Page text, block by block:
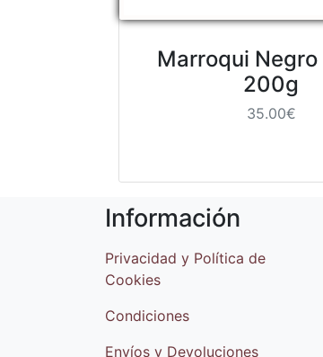
Marroqui Negro
200g
35.00€
Información
Privacidad y Política de
Cookies
Condiciones
Envíos y Devoluciones